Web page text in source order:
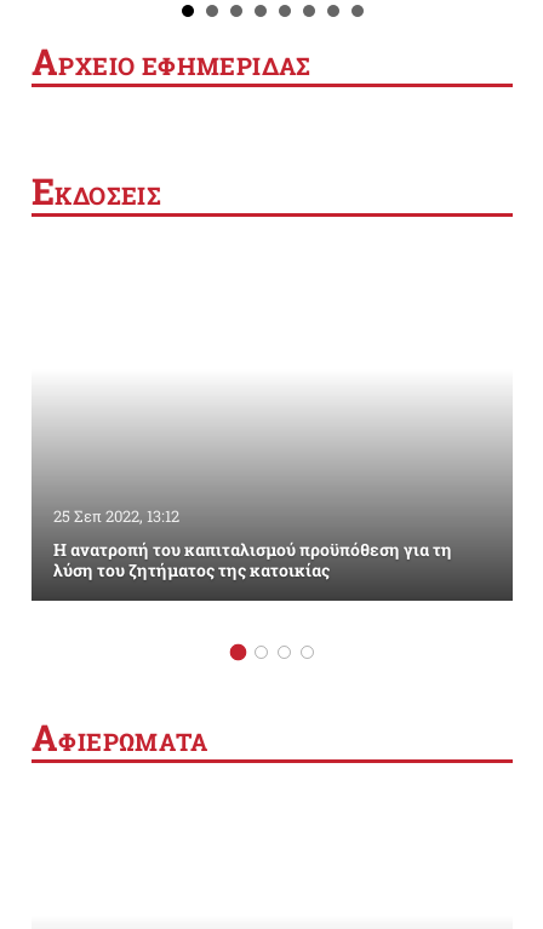
ΑΡΧΕΙΟ ΕΦΗΜΕΡΙΔΑΣ
ΕΚΔΟΣΕΙΣ
25 Σεπ 2022, 13:12
Η ανατροπή του καπιταλισμού προϋπόθεση για τη
λύση του ζητήματος της κατοικίας
ΑΦΙΕΡΩΜΑΤΑ